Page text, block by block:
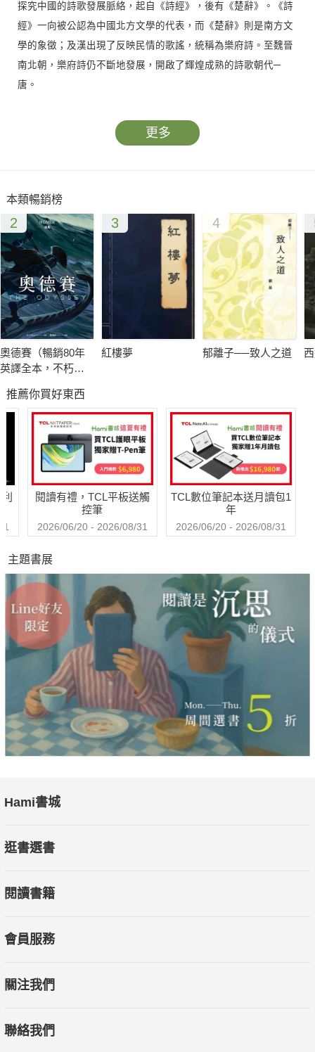
探究中國的詩歌發展脈絡，起自《詩經》，後有《楚辭》。《詩
經》一向被公認為中國北方文學的代表，而《楚辭》則是南方文
學的象徵；及漢出現了反映民情的歌謠，統稱為樂府詩。至魏晉
南北朝，樂府詩仍不斷地發展，開啟了輝煌成熟的詩歌朝代─
唐。
更多
本類暢銷榜
2
奧德賽（暢銷80年
英譯全本，不朽中
3
紅樓夢
4
郁離子──致人之道
推薦你買好東西
閱讀有禮，TCL平板送觸
控筆
2026/06/20 - 2026/08/31
TCL數位筆記本送月讀包1
年
2026/06/20 - 2026/08/31
主題書展
Hami書城
逛書選書
閱讀書籍
會員服務
關注我們
聯絡我們